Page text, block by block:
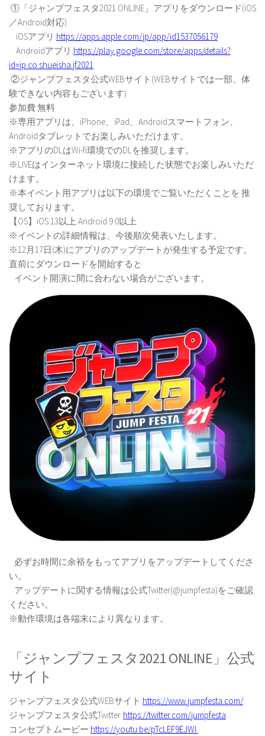
①「ジャンプフェスタ2021 ONLINE」アプリをダウンロード(iOS
／Android対応)
iOSアプリ:https://apps.apple.com/jp/app/id1537056179
Androidアプリ:https://play.google.com/store/apps/details?
id=jp.co.shueisha.jf2021
②ジャンプフェスタ公式WEBサイト(WEBサイトでは一部、体
験できない内容もございます)
参加費:無料
※専用アプリは、iPhone、iPad、Androidスマートフォン、
Androidタブレットでお楽しみいただけます。
※アプリのDLはWi-fi環境でのDLを推奨します。
※LIVEはインターネット環境に接続した状態でお楽しみいただ
けます。
※本イベント用アプリは以下の環境でご覧いただくことを 推
奨しております。
【OS】iOS:13以上 Android:9.0以上
※イベントの詳細情報は、今後順次発表いたします。
※12月17日(木)にアプリのアップデートが発生する予定です。
直前にダウンロードを開始すると
イベント開演に間に合わない場合がございます。
必ずお時間に余裕をもってアプリをアップデートしてくださ
い。
アップデートに関する情報は公式Twitter(@jumpfesta)をご確認
ください。
※動作環境は各端末により異なります。
「ジャンプフェスタ2021 ONLINE」公式
サイト
ジャンプフェスタ公式WEBサイト:https://www.jumpfesta.com/
ジャンプフェスタ公式Twitter:https://twitter.com/jumpfesta
コンセプトムービー:https://youtu.be/pTcLEF9EJWI